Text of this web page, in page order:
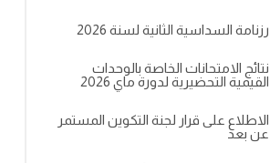
رزنامة السداسية الثانية لسنة 2026
نتائج الامتحانات الخاصة بالوحدات
القيمية التحضيرية لدورة ماي 2026
الاطلاع على قرار لجنة التكوين المستمر
عن بعد